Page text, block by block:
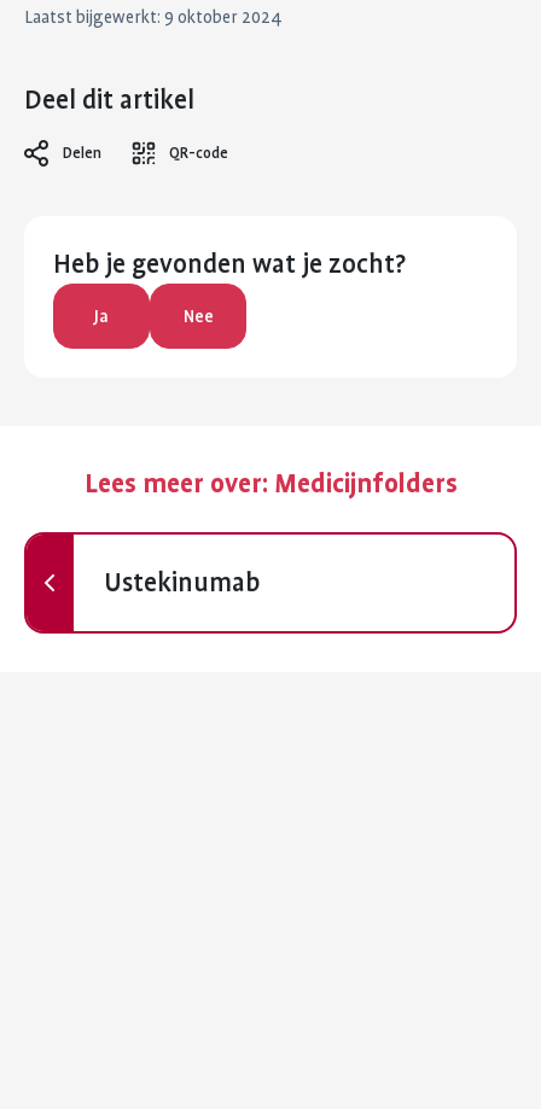
Laatst bijgewerkt: 9 oktober 2024
Deel dit artikel
Delen QR-code
Heb je gevonden wat je zocht?
Ja Nee
Lees meer over: Medicijnfolders
Vorige
Ustekinumab